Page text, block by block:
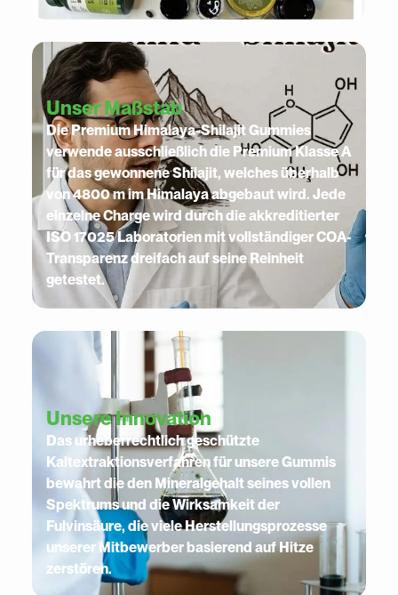
Unser Maßstab
Die Premium Himalaya-Shilajit Gummies
verwende ausschließlich die Premium Klasse A
für das gewonnene Shilajit, welches überhalb
von 4800 m im Himalaya abgebaut wird. Jede
einzelne Charge wird durch die akkreditierter
ISO 17025 Laboratorien mit vollständiger COA-
Transparenz dreifach auf seine Reinheit
getestet.
Unsere Innovation
Das urheberrechtlich geschützte
Kaltextraktionsverfahren für unsere Gummis
bewahrt die den Mineralgehalt seines vollen
Spektrums und die Wirksamkeit der
Fulvinsäure, die viele Herstellungsprozesse
unserer Mitbewerber basierend auf Hitze
zerstören.